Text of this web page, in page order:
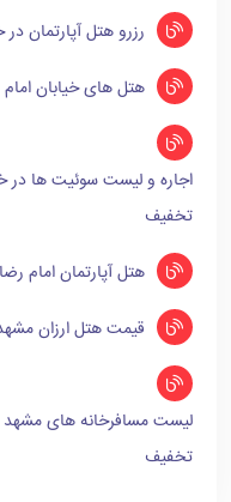
رزرو هتل آپارتمان در
هتل های خیابان امام رضا 2+5+3+8+1
تخفیف
هتل آپارتمان امام رضا ۱+امام رضا 2+3+5+8+18
قیمت هتل ارزان مشهد
تخفیف